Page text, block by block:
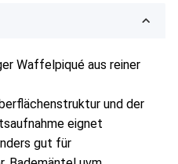
Waffelpiqué aus reiner
und der
eignet
gut für